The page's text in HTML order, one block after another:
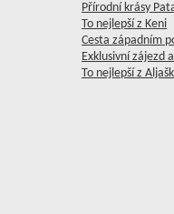
Přírodní krásy
To nejlepší z Keni
Cesta západním
Exklusivní zájezd
To nejlepší z